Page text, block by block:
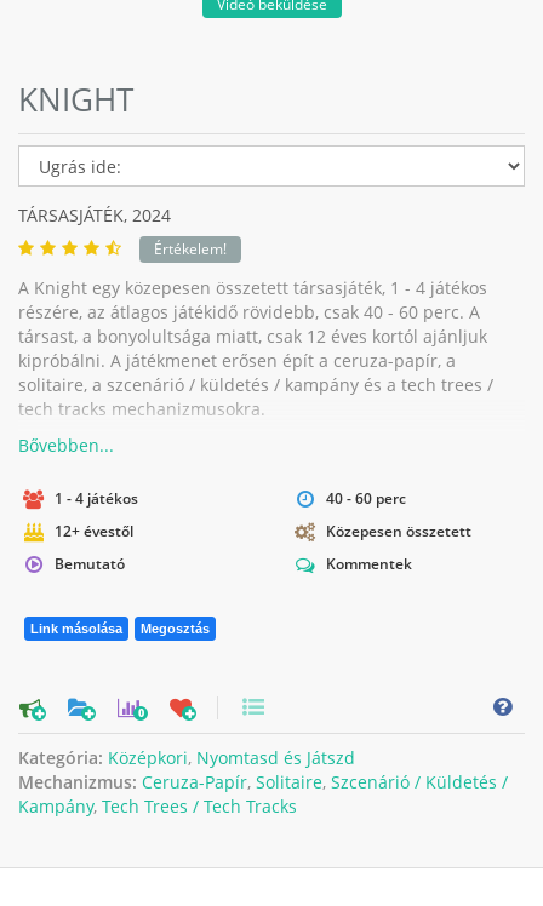
Videó beküldése
KNIGHT
TÁRSASJÁTÉK, 2024
Értékelem!
A Knight egy közepesen összetett társasjáték, 1 - 4 játékos
részére, az átlagos játékidő rövidebb, csak 40 - 60 perc. A
társast, a bonyolultsága miatt, csak 12 éves kortól ajánljuk
kipróbálni. A játékmenet erősen épít a ceruza-papír, a
solitaire, a szcenárió / küldetés / kampány és a tech trees /
tech tracks mechanizmusokra.
1 - 4 játékos
40 - 60 perc
12+ évestől
Közepesen összetett
Bemutató
Kommentek
Link másolása Megosztás
0
Kategória: Középkori, Nyomtasd és Játszd
Mechanizmus: Ceruza-Papír, Solitaire, Szcenárió / Küldetés /
Kampány, Tech Trees / Tech Tracks